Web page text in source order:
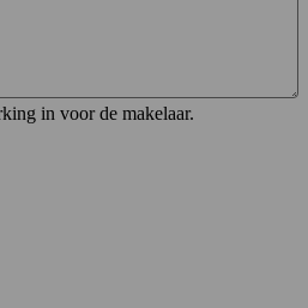
in voor de makelaar.